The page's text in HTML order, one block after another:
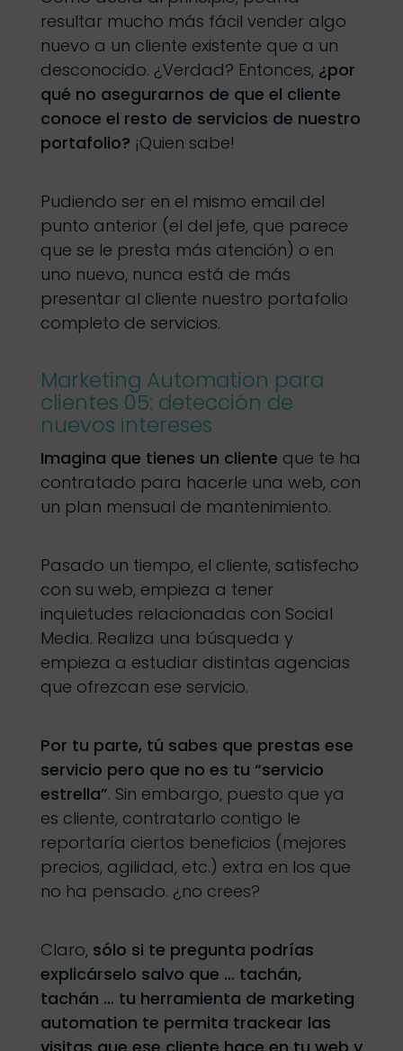
resultar mucho más fácil vender algo
nuevo a un cliente existente que a un
desconocido. ¿Verdad? Entonces, ¿por
qué no asegurarnos de que el cliente
conoce el resto de servicios de nuestro
portafolio? ¡Quien sabe!
Pudiendo ser en el mismo email del
punto anterior (el del jefe, que parece
que se le presta más atención) o en
uno nuevo, nunca está de más
presentar al cliente nuestro portafolio
completo de servicios.
Marketing Automation para
clientes 05: detección de
nuevos intereses
Imagina que tienes un cliente que te ha
contratado para hacerle una web, con
un plan mensual de mantenimiento.
Pasado un tiempo, el cliente, satisfecho
con su web, empieza a tener
inquietudes relacionadas con Social
Media. Realiza una búsqueda y
empieza a estudiar distintas agencias
que ofrezcan ese servicio.
Por tu parte, tú sabes que prestas ese
servicio pero que no es tu “servicio
estrella”. Sin embargo, puesto que ya
es cliente, contratarlo contigo le
reportaría ciertos beneficios (mejores
precios, agilidad, etc.) extra en los que
no ha pensado. ¿no crees?
Claro, sólo si te pregunta podrías
explicárselo salvo que … tachán,
tachán … tu herramienta de marketing
automation te permita trackear las